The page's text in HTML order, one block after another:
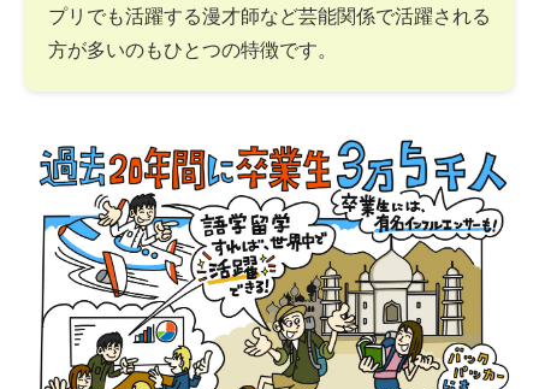
プリでも活躍する漫才師など芸能関係で活躍される
方が多いのもひとつの特徴です。